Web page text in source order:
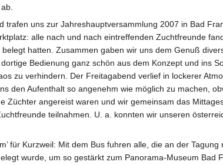
uns zur Jahreshauptversammlung 2007 in Bad
alle nach und nach eintreffenden Zuchtfreunde
hatten. Zusammen gaben wir uns dem Genuß
Bedienung ganz schön aus dem Konzept und ins
zu verhindern. Der Freitagabend verlief in lockerer
den Aufenthalt so angenehm wie möglich zu machen,
angereist waren und wir gemeinsam das
teilnahmen. U. a. konnten wir unseren
für Kurzweil: Mit dem Bus fuhren alle, die an der
wurde, um so gestärkt zum Panorama-Museum Bad